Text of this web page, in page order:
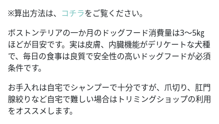
※算出方法は、 コチラをご覧ください。
ボストンテリアの一か月のドッグフード消費量は3～5㎏
ほどが目安です。実は皮膚、内臓機能がデリケートな犬種
で、毎日の食事は良質で安全性の高いドッグフードが必須
条件です。
お手入れは自宅でシャンプーで十分ですが、爪切り、肛門
腺絞りなど自宅で難しい場合はトリミングショップの利用
をオススメします。